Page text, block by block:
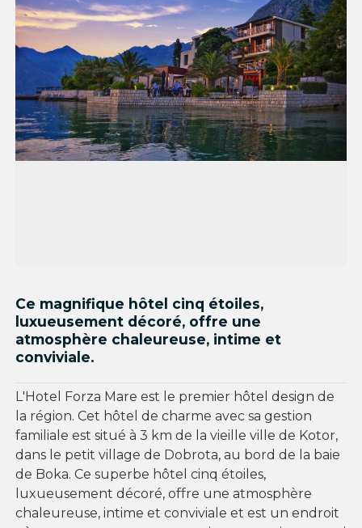
Ce magnifique hôtel cinq étoiles,
luxueusement décoré, offre une
atmosphère chaleureuse, intime et
conviviale.
L'Hotel Forza Mare est le premier hôtel design de
la région. Cet hôtel de charme avec sa gestion
familiale est situé à 3 km de la vieille ville de Kotor,
dans le petit village de Dobrota, au bord de la baie
de Boka. Ce superbe hôtel cinq étoiles,
luxueusement décoré, offre une atmosphère
chaleureuse, intime et conviviale et est un endroit